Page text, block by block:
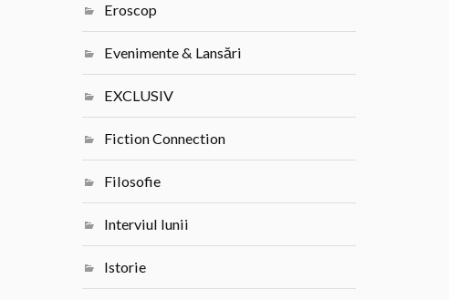
Eroscop
Evenimente & Lansări
EXCLUSIV
Fiction Connection
Filosofie
Interviul lunii
Istorie